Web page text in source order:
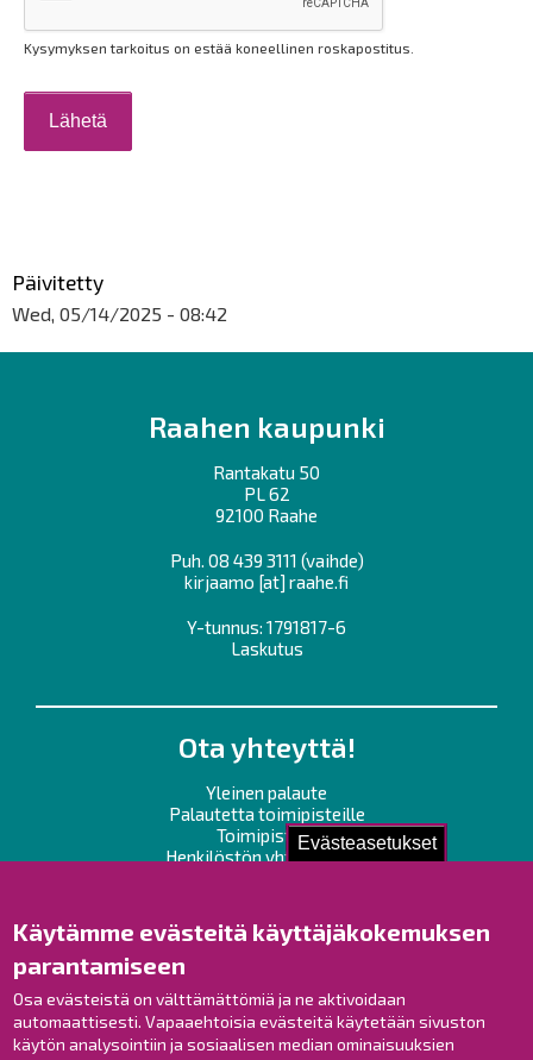
Evästeasetukset
Käytämme evästeitä käyttäjäkokemuksen
parantamiseen
Osa evästeistä on välttämättömiä ja ne aktivoidaan
automaattisesti. Vapaaehtoisia evästeitä käytetään sivuston
käytön analysointiin ja sosiaalisen median ominaisuuksien
Kysymyksen tarkoitus on estää koneellinen roskapostitus.
Päivitetty
Wed, 05/14/2025 - 08:42
Raahen kaupunki
Rantakatu 50
PL 62
92100 Raahe
Puh. 08 439 3111 (vaihde)
kirjaamo [at] raahe.fi
Y-tunnus: 1791817-6
Laskutus
Ota yhteyttä!
Yleinen palaute
Palautetta toimipisteille
Toimipisteet
Henkilöstön yhteystiedot
Raahe Facebookissa
Raahe Instagramissa
Raahe LinkedInissä
Raahe YouTubessa